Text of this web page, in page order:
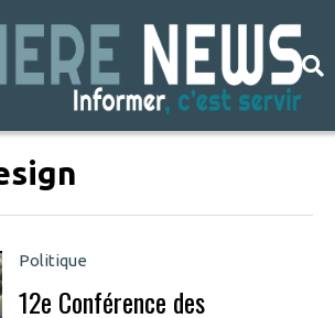
Politique
12e Conférence des